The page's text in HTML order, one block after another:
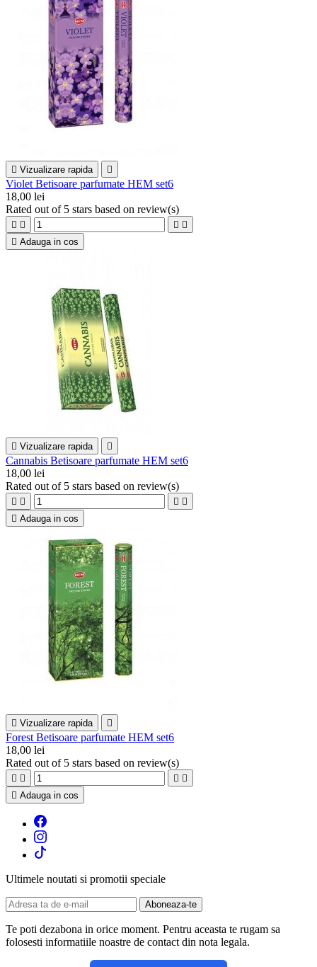
 Vizualizare rapida 
Violet Betisoare parfumate HEM set6
18,00 lei
Rated out of 5 stars based on review(s)
   
 Adauga in cos
 Vizualizare rapida 
Cannabis Betisoare parfumate HEM set6
18,00 lei
Rated out of 5 stars based on review(s)
   
 Adauga in cos
 Vizualizare rapida 
Forest Betisoare parfumate HEM set6
18,00 lei
Rated out of 5 stars based on review(s)
   
 Adauga in cos
Ultimele noutati si promotii speciale
Te poti dezabona in orice moment. Pentru aceasta te rugam sa
folosesti informatiile noastre de contact din nota legala.